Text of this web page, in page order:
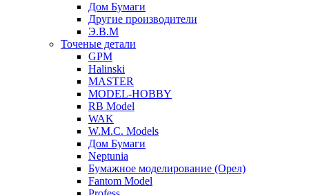
Дом Бумаги
Другие производители
Э.В.М
Точеные детали
GPM
Halinski
MASTER
MODEL-HOBBY
RB Model
WAK
W.M.C. Models
Дом Бумаги
Neptunia
Бумажное моделирование (Орел)
Fantom Model